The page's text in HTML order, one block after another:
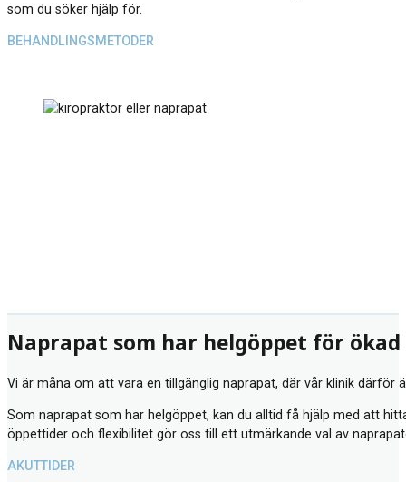
som du söker hjälp för.
BEHANDLINGSMETODER
Naprapat som har helgöppet för
Vi är måna om att vara en tillgänglig naprapat, där vår klinik därför
Som naprapat som har helgöppet, kan du alltid få hjälp med att
öppettider och flexibilitet gör oss till ett utmärkande val av
AKUTTIDER